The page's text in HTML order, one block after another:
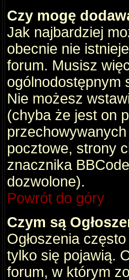
Czy mogę
Jak najbardziej
obecnie nie
forum. Musisz
ogólnodostępnym
Nie możesz
(chyba że jest on
pocztowe, strony
znacznika
dozwolone).
Powrót do góry
Czym są
Ogłoszenia
tylko się pojawią.
forum, w którym